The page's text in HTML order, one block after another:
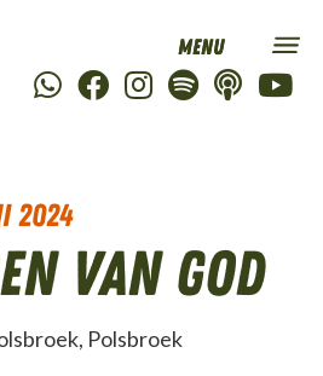
2024
van God
Polsbroek